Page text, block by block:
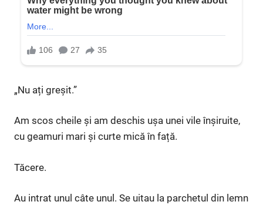
„Nu ați greșit.”
Am scos cheile și am deschis ușa unei vile înșiruite,
cu geamuri mari și curte mică în față.
Tăcere.
Au intrat unul câte unul. Se uitau la parchetul din lemn